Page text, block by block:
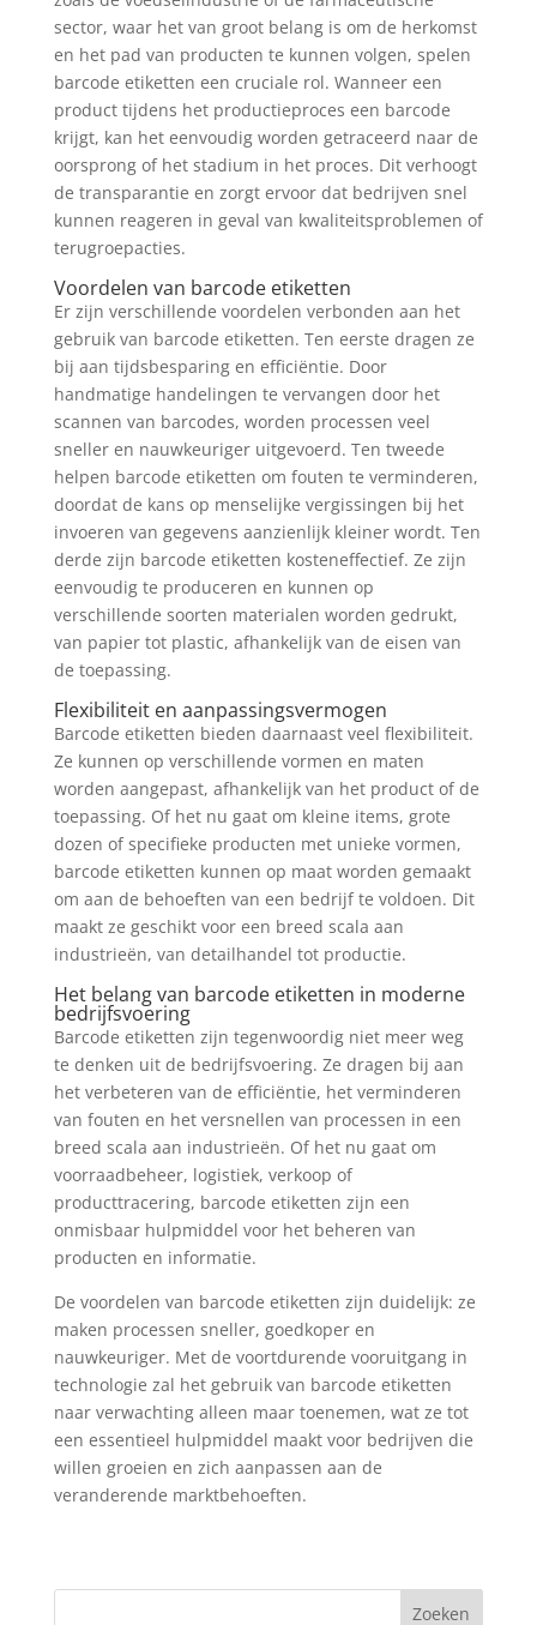
sector, waar het van groot belang is om de herkomst
en het pad van producten te kunnen volgen, spelen
barcode etiketten een cruciale rol. Wanneer een
product tijdens het productieproces een barcode
krijgt, kan het eenvoudig worden getraceerd naar de
oorsprong of het stadium in het proces. Dit verhoogt
de transparantie en zorgt ervoor dat bedrijven snel
kunnen reageren in geval van kwaliteitsproblemen of
terugroepacties.
Voordelen van barcode etiketten
Er zijn verschillende voordelen verbonden aan het
gebruik van barcode etiketten. Ten eerste dragen ze
bij aan tijdsbesparing en efficiëntie. Door
handmatige handelingen te vervangen door het
scannen van barcodes, worden processen veel
sneller en nauwkeuriger uitgevoerd. Ten tweede
helpen barcode etiketten om fouten te verminderen,
doordat de kans op menselijke vergissingen bij het
invoeren van gegevens aanzienlijk kleiner wordt. Ten
derde zijn barcode etiketten kosteneffectief. Ze zijn
eenvoudig te produceren en kunnen op
verschillende soorten materialen worden gedrukt,
van papier tot plastic, afhankelijk van de eisen van
de toepassing.
Flexibiliteit en aanpassingsvermogen
Barcode etiketten bieden daarnaast veel flexibiliteit.
Ze kunnen op verschillende vormen en maten
worden aangepast, afhankelijk van het product of de
toepassing. Of het nu gaat om kleine items, grote
dozen of specifieke producten met unieke vormen,
barcode etiketten kunnen op maat worden gemaakt
om aan de behoeften van een bedrijf te voldoen. Dit
maakt ze geschikt voor een breed scala aan
industrieën, van detailhandel tot productie.
Het belang van barcode etiketten in moderne
bedrijfsvoering
Barcode etiketten zijn tegenwoordig niet meer weg
te denken uit de bedrijfsvoering. Ze dragen bij aan
het verbeteren van de efficiëntie, het verminderen
van fouten en het versnellen van processen in een
breed scala aan industrieën. Of het nu gaat om
voorraadbeheer, logistiek, verkoop of
producttracering, barcode etiketten zijn een
onmisbaar hulpmiddel voor het beheren van
producten en informatie.
De voordelen van barcode etiketten zijn duidelijk: ze
maken processen sneller, goedkoper en
nauwkeuriger. Met de voortdurende vooruitgang in
technologie zal het gebruik van barcode etiketten
naar verwachting alleen maar toenemen, wat ze tot
een essentieel hulpmiddel maakt voor bedrijven die
willen groeien en zich aanpassen aan de
veranderende marktbehoeften.